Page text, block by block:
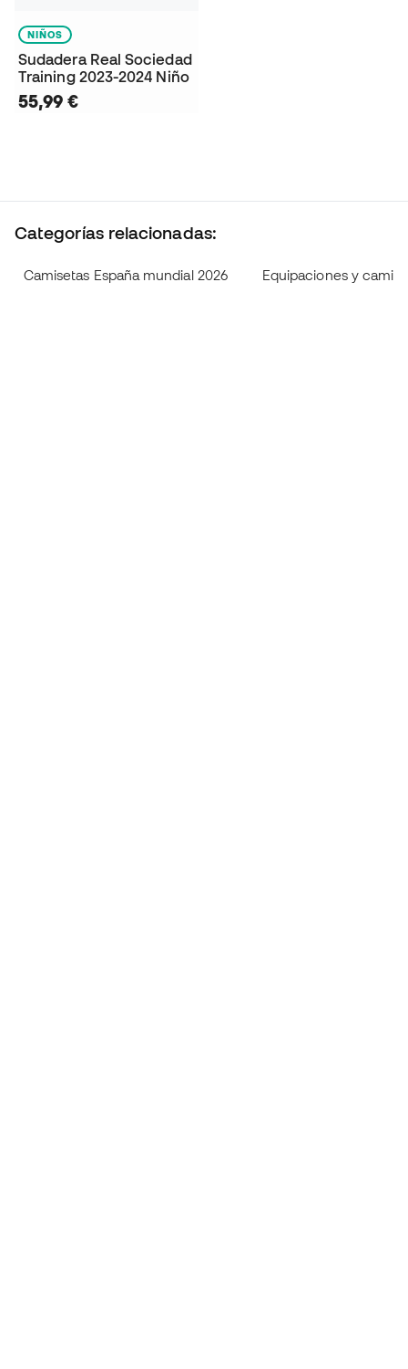
NIÑOS
Sudadera Real Sociedad
Training 2023-2024 Niño
55,99 €
Categorías relacionadas:
Camisetas España mundial 2026 Equipaciones y